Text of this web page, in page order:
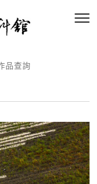
品查詢